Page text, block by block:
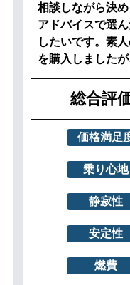
相談しながら決
アドバイスで選
したいです。素
を購入しました
総合評
価格満足
乗り心地
静寂性
安定性
燃費